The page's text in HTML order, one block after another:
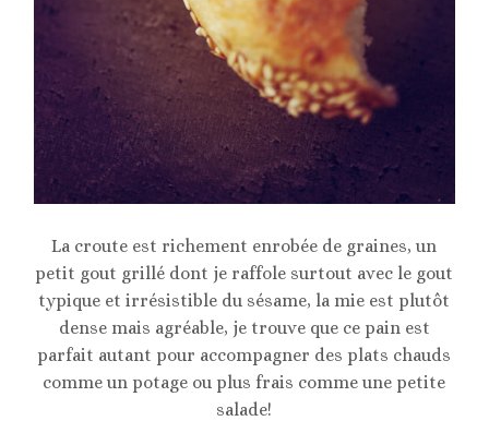
La croute est richement enrobée de graines, un
petit gout grillé dont je raffole surtout avec le gout
typique et irrésistible du sésame, la mie est plutôt
dense mais agréable, je trouve que ce pain est
parfait autant pour accompagner des plats chauds
comme un potage ou plus frais comme une petite
salade!